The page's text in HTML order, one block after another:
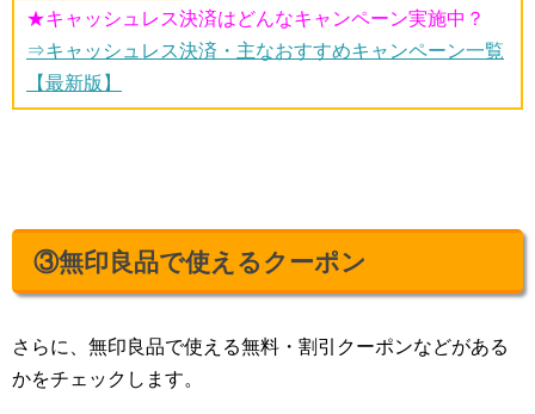
★キャッシュレス決済はどんなキャンペーン実施中？
⇒キャッシュレス決済・主なおすすめキャンペーン一覧
【最新版】
③無印良品で使えるクーポン
さらに、無印良品で使える無料・割引クーポンなどがある
かをチェックします。